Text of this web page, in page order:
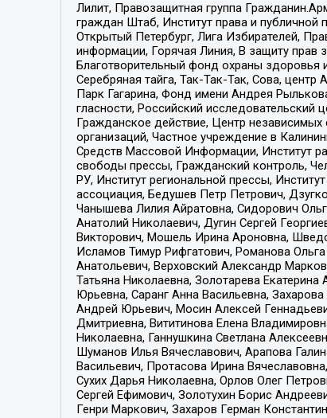
Лилит, Правозащитная группа
граждан Штаб, Институт права и
Открытый Петербург, Лига Избирателей,
информации, Горячая Линия, В защиту прав
Благотворительный фонд охраны
Серебряная тайга, Так-Так-Так, Сова,
Парк Гагарина, Фонд имени Андрея
гласности, Российский исследовательский
Гражданское действие, Центр
организаций, Частное учреждение в
Средств Массовой Информации, Институт
свободы прессы, Гражданский контроль,
РУ, Институт региональной прессы,
ассоциация, Бедушев Петр Петрович,
Чанышева Лилия Айратовна, Сидорович
Анатолий Николаевич, Дугин Сергей
Викторович, Мошель Ирина Ароновна,
Исламов Тимур Рифгатович, Романова
Анатольевич, Верховский Александр
Татьяна Николаевна, Золотарева
Юрьевна, Саранг Анна Васильевна,
Андрей Юрьевич, Мосин Алексей
Дмитриевна, Вититинова Елена
Николаевна, Ганнушкина Светлана
Шуманов Илья Вячеславович, Арапова
Васильевич, Протасова Ирина
Сухих Дарья Николаевна, Орлов Олег
Сергей Ефимович, Золотухин Борис
Генри Маркович, Захаров Герман